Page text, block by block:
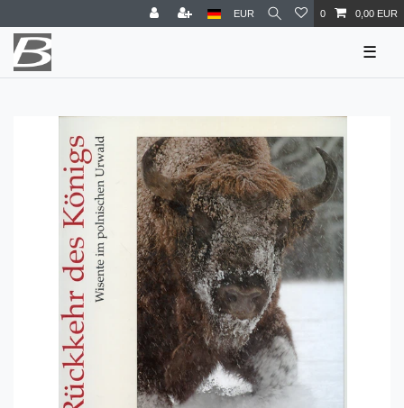
EUR 0 0,00 EUR
☰